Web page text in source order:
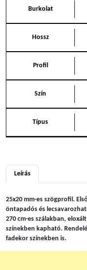
Burkolat
Hossz
Profil
Szín
Típus
Leírás
25x20 mm-es szögprofil.
öntapadós és
270 cm-es szálakban,
színekben kapható.
fadekor színekben is.